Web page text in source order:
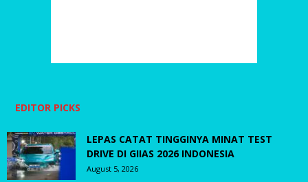
EDITOR PICKS
LEPAS CATAT TINGGINYA MINAT TEST
DRIVE DI GIIAS 2026 INDONESIA
August 5, 2026